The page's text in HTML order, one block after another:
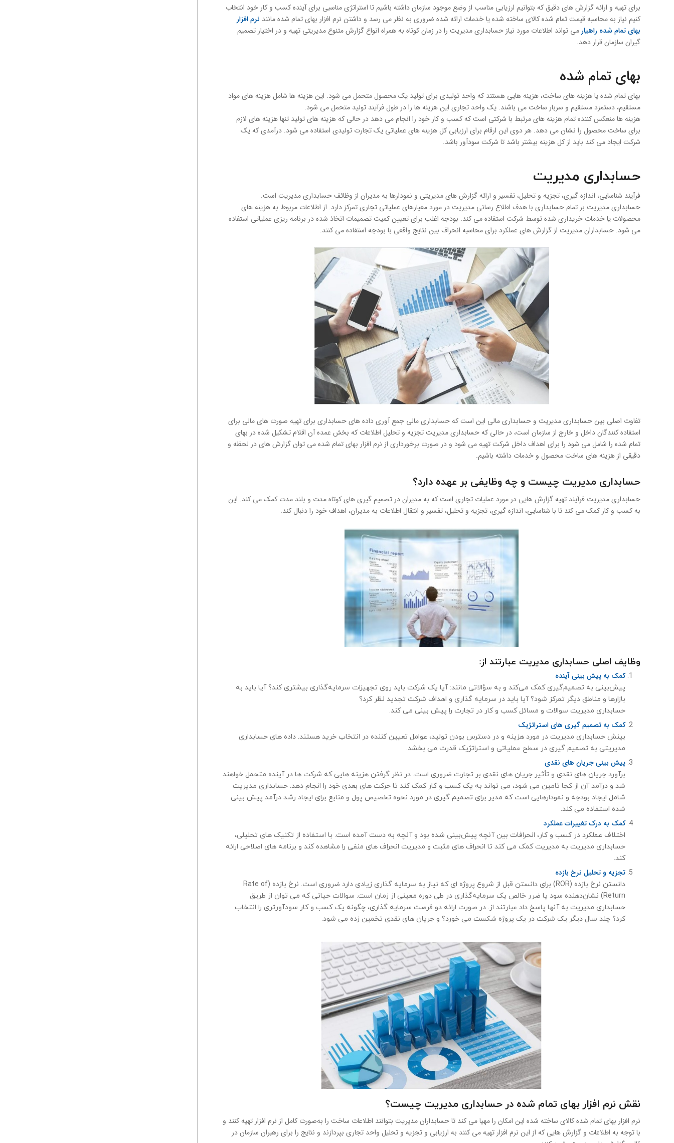
برای تهیه و ارائه گزارش های دقیق که بتوانیم ارزیابی مناسب از وضع موجود سازمان داشته باشیم تا استراتژی مناسبی برای آینده کسب و کار خود انتخاب
کنیم نیاز به محاسبه قیمت تمام شده کالای ساخته شده یا خدمات ارائه شده ضروری به نظر می رسد و داشتن نرم افزار بهای تمام شده مانند نرم افزار
بهای تمام شده راهیار می تواند اطلاعات مورد نیاز حسابداری مدیریت را در زمان کوتاه به همراه انواع گزارش متنوع مدیریتی تهیه و در اختیار تصمیم
گیران سازمان قرار دهد.
بهای تمام شده
بهای تمام شده یا هزینه های ساخت، هزینه هایی هستند که واحد تولیدی برای تولید یک محصول متحمل می شود. این هزینه ها شامل هزینه های مواد
مستقیم، دستمزد مستقیم و سربار ساخت می باشند. یک واحد تجاری این هزینه ها را در طول فرآیند تولید متحمل می شود.
هزینه ها منعکس کننده تمام هزینه های مرتبط با شرکتی است که کسب و کار خود را انجام می دهد در حالی که هزینه های تولید تنها هزینه های لازم
برای ساخت محصول را نشان می دهد. هر دوی این ارقام برای ارزیابی کل هزینه های عملیاتی یک تجارت تولیدی استفاده می شود. درآمدی که یک
شرکت ایجاد می کند باید از کل هزینه بیشتر باشد تا شرکت سودآور باشد.
حسابداری مدیریت
فرآیند شناسایی، اندازه گیری، تجزیه و تحلیل، تفسیر و ارائه گزارش های مدیریتی و نمودارها به مدیران از وظائف حسابداری مدیریت است.
حسابداری مدیریت بر تمام حسابداری با هدف اطلاع رسانی مدیریت در مورد معیارهای عملیاتی تجاری تمرکز دارد. از اطلاعات مربوط به هزینه های
محصولات یا خدمات خریداری شده توسط شرکت استفاده می کند. بودجه اغلب برای تعیین کمیت تصمیمات اتخاذ شده در برنامه ریزی عملیاتی استفاده
می شود. حسابداران مدیریت از گزارش های عملکرد برای محاسبه انحراف بین نتایج واقعی با بودجه استفاده می کنند.
تفاوت اصلی بین حسابداری مدیریت و حسابداری مالی این است که حسابداری مالی جمع آوری داده های حسابداری برای تهیه صورت های مالی برای
استفاده کنندگان داخل و خارج از سازمان است، در حالی که حسابداری مدیریت تجزیه و تحلیل اطلاعات که بخش عمده آن اقلام تشکیل شده در بهای
تمام شده را شامل می شود را برای اهداف داخل شرکت تهیه می شود و در صورت برخورداری از نرم افزار بهای تمام شده می توان گزارش های در لحظه و
دقیقی از هزینه های ساخت محصول و خدمات داشته باشیم.
حسابداری مدیریت چیست و چه وظایفی بر عهده دارد؟
حسابداری مدیریت فرآیند تهیه گزارش هایی در مورد عملیات تجاری است که به مدیران در تصمیم گیری های کوتاه مدت و بلند مدت کمک می کند. این
به کسب و کار کمک می کند تا با شناسایی، اندازه گیری، تجزیه و تحلیل، تفسیر و انتقال اطلاعات به مدیران، اهداف خود را دنبال کند.
وظایف اصلی حسابداری مدیریت عبارتند از:
کمک به پیش بینی آینده
پیش‌بینی به تصمیم‌گیری کمک می‌کند و به سؤالاتی مانند: آیا یک شرکت باید روی تجهیزات سرمایه‌گذاری بیشتری کند؟ آیا باید به
بازارها و مناطق دیگر تمرکز شود؟ آیا باید در سرمایه گذاری و اهداف شرکت تجدید نظر کرد؟
حسابداری مدیریت سوالات و مسائل کسب و کار در تجارت را پیش بینی می کند.
کمک به تصمیم گیری های استراتژیک
بینش حسابداری مدیریت در مورد هزینه و در دسترس بودن تولید، عوامل تعیین کننده در انتخاب خرید هستند. داده های حسابداری
مدیریتی به تصمیم گیری در سطح عملیاتی و استراتژیک قدرت می بخشد.
پیش بینی جریان های نقدی
برآورد جریان های نقدی و تأثیر جریان های نقدی بر تجارت ضروری است. در نظر گرفتن هزینه هایی که شرکت ها در آینده متحمل خواهند
شد و درآمد آن از کجا تامین می شود، می تواند به یک کسب و کار کمک کند تا حرکت های بعدی خود را انجام دهد. حسابداری مدیریت
شامل ایجاد بودجه و نمودارهایی است که مدیر برای تصمیم گیری در مورد نحوه تخصیص پول و منابع برای ایجاد رشد درآمد پیش بینی
شده استفاده می کند.
کمک به درک تغییرات عملکرد
اختلاف عملکرد در کسب و کار، انحرافات بین آنچه پیش‌بینی شده بود و آنچه به دست آمده است. با استفاده از تکنیک های تحلیلی،
حسابداری مدیریت به مدیریت کمک می کند تا انحراف های مثبت و مدیریت انحراف های منفی را مشاهده کند و برنامه های اصلاحی ارائه
کند.
تجزیه و تحلیل نرخ بازده
دانستن نرخ بازده (ROR) برای دانستن قبل از شروع پروژه ای که نیاز به سرمایه گذاری زیادی دارد ضروری است. نرخ بازده (Rate of
Return) نشان‌دهنده سود یا ضرر خالص یک سرمایه‌گذاری در طی دوره معینی از زمان است. سوالات حیاتی که می توان از طریق
حسابداری مدیریت به آنها پاسخ داد عبارتند از. در صورت ارائه دو فرصت سرمایه گذاری، چگونه یک کسب و کار سودآورتری را انتخاب
کرد؟ چند سال دیگر یک شرکت در یک پروژه شکست می خورد؟ و جریان های نقدی تخمین زده می شود.
نقش نرم افزار بهای تمام شده در حسابداری مدیریت چیست؟
نرم افزار بهای تمام شده کالای ساخته شده این امکان را مهیا می کند تا حسابداران مدیریت بتوانند اطلاعات ساخت را به‌صورت کامل از نرم افزار تهیه کنند و
با توجه به اطلاعات و گزارش هایی که از این نرم افزار تهیه می کنند به ارزیابی و تجزیه و تحلیل واحد تجاری بپردازند و نتایج را برای رهبران سازمان در